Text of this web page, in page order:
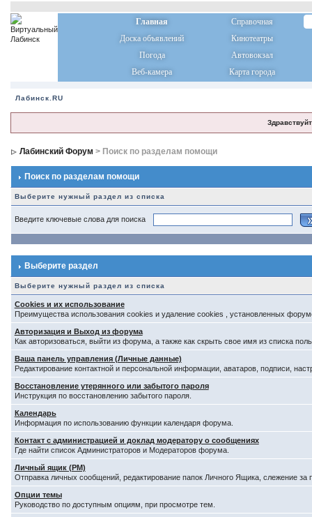
Главная
Справочная
Доска объявлений
Кинотеатры
Погода
Автовокзал
Веб-камера
Карта города
Лабинск.RU
Лабинский Форум > Поиск по разделам помощи
Поиск по разделам помощи
Выберите нужный раздел из списка
Введите ключевые слова для поиска
Выберите раздел
Выберите нужный раздел из списка
Cookies и их использование
Преимущества использования cookies и удаление cookies , установленных
Авторизация и Выход из форума
Как авторизоваться, выйти из форума, а также как скрыть свое имя из списка
Ваша панель управления (Личные данные)
Редактирование контактной и персональной информации, аватаров, подписи,
Восстановление утерянного или забытого пароля
Инструкция по восстановлению забытого пароля.
Календарь
Информация по использованию функции календаря форума.
Контакт с администрацией и доклад модератору о сообщениях
Где найти список Администраторов и Модераторов форума.
Личный ящик (PM)
Отправка личных сообщений, редактирование папок Личного Ящика, слежение
Опции темы
Руководство по доступным опциям, при просмотре тем.